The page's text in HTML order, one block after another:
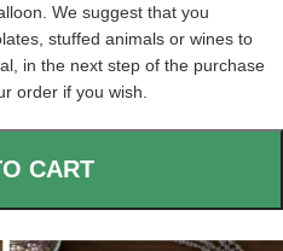
We suggest that you
stuffed animals or wines to
in the next step of the purchase
order if you wish.
CART